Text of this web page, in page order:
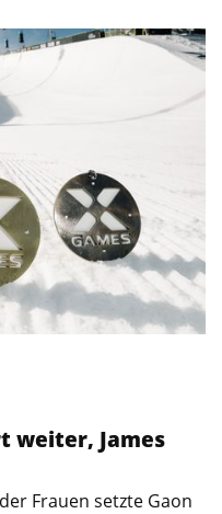
weiter, James
Frauen setzte Gaon